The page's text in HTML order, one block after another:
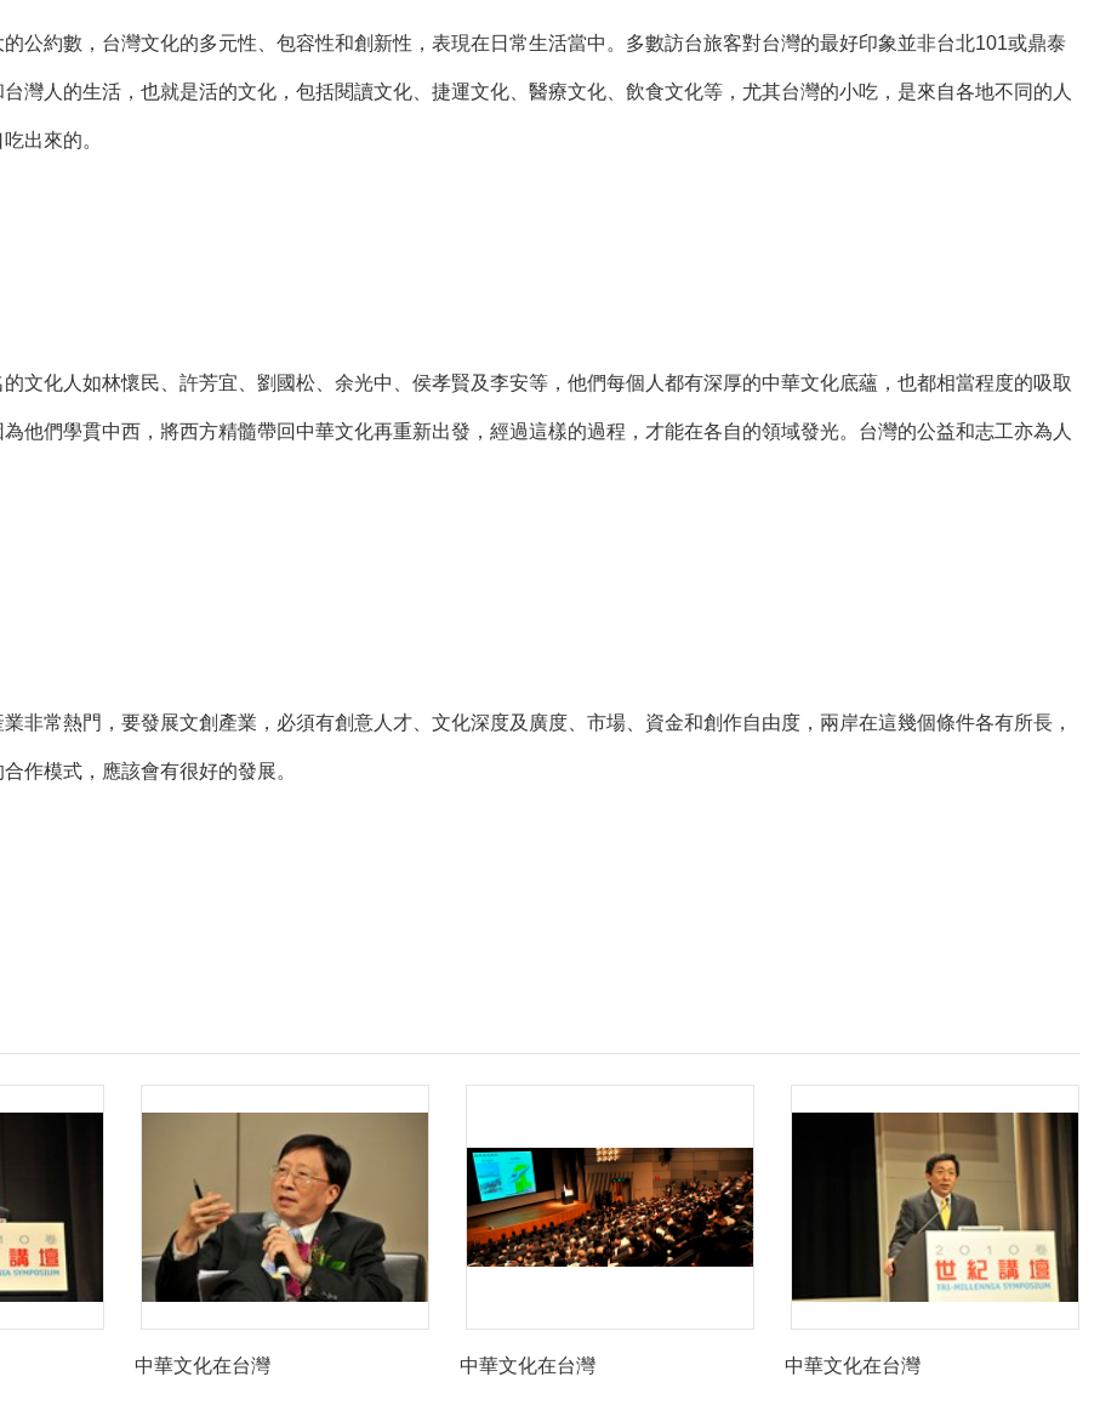
約數，台灣文化的多元性、包容性和創新性，表現在日常生活當中。多數訪台旅客對台灣的最好印象並非台北101或鼎泰
灣人的生活，也就是活的文化，包括閱讀文化、捷運文化、醫療文化、飲食文化等，尤其台灣的小吃，是來自各地不同的人
出來的。
化人如林懷民、許芳宜、劉國松、余光中、侯孝賢及李安等，他們每個人都有深厚的中華文化底蘊，也都相當程度的吸取
他們學貫中西，將西方精髓帶回中華文化再重新出發，經過這樣的過程，才能在各自的領域發光。台灣的公益和志工亦為人
常熱門，要發展文創產業，必須有創意人才、文化深度及廣度、市場、資金和創作自由度，兩岸在這幾個條件各有所長，
作模式，應該會有很好的發展。
中華文化在台灣 中華文化在台灣 中華文化在台灣